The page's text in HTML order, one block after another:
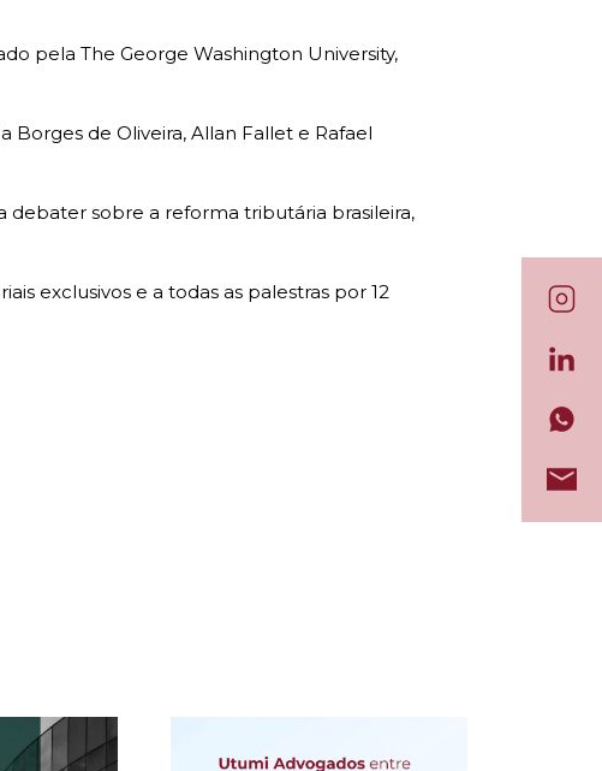
pela The George Washington University,
Borges de Oliveira, Allan Fallet e Rafael
debater sobre a reforma tributária brasileira,
exclusivos e a todas as palestras por 12